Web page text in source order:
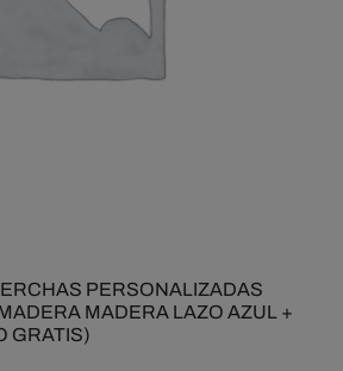
PERSONALIZADAS
MADERA LAZO AZUL +
GRATIS)